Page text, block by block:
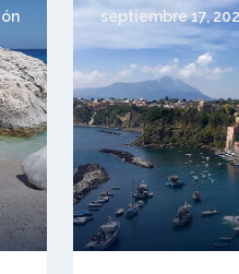
septiembre 17,